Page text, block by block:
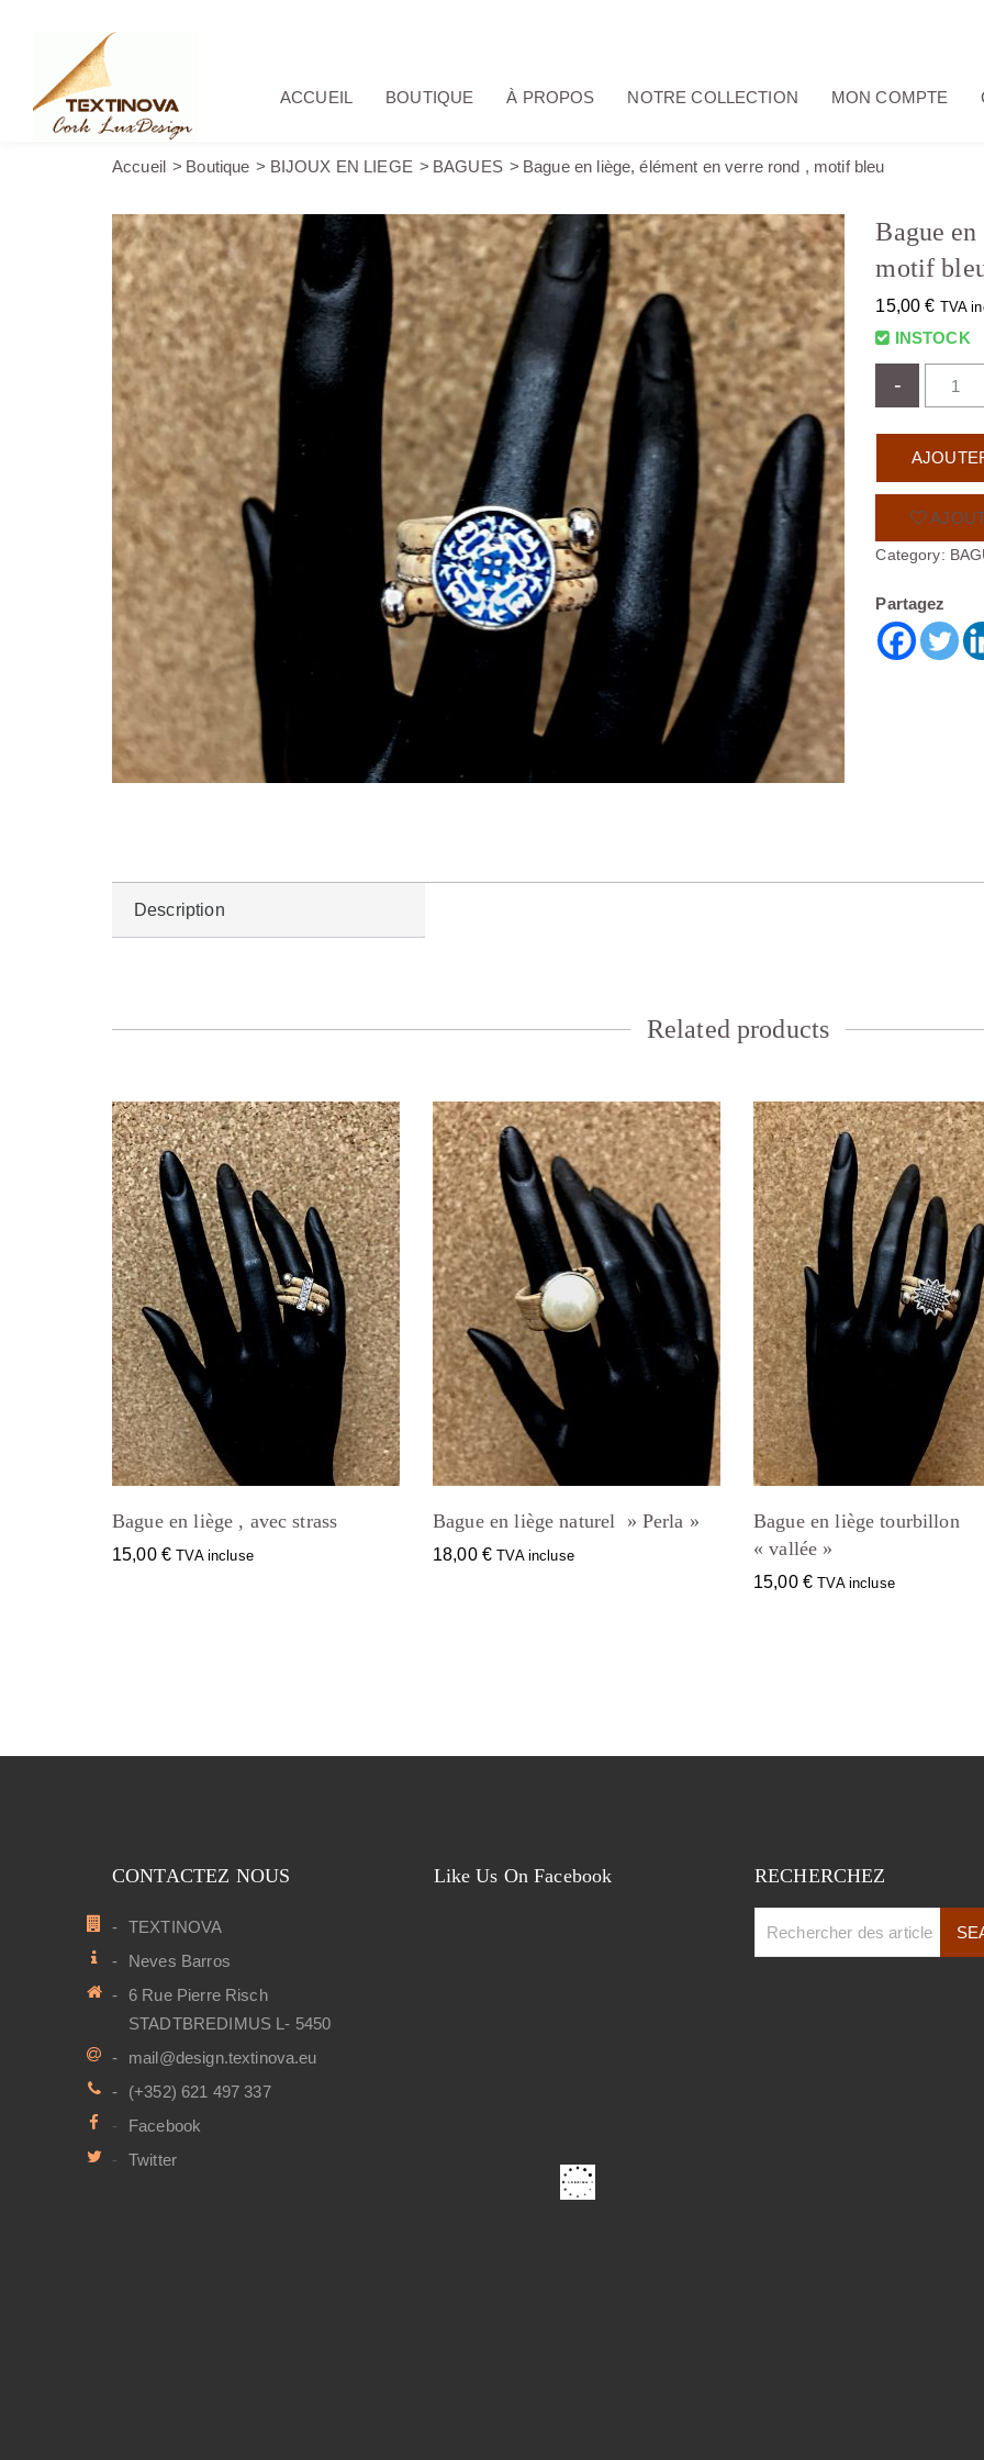
ACCUEIL BOUTIQUE À PROPOS NOTRE COLLECTION MON COMPTE
Accueil Boutique BIJOUX EN LIEGE BAGUES Bague en liège, élément en verre rond , motif bleu
Bague
motif
15,00€ TVA
INSTOCK
-
Category:
Partagez
Description
Related products
Bague en liège , avec strass
15,00 € TVA incluse
Bague en liège naturel » Perla »
18,00 € TVA incluse
Bague en liège tourbillon
« vallée »
15,00 € TVA incluse
CONTACTEZ NOUS
TEXTINOVA
Neves Barros
6 Rue Pierre Risch
STADTBREDIMUS L- 5450
mail@design.textinova.eu
(+352) 621 497 337
Facebook
Twitter
Like Us On Facebook RECHERCHEZ